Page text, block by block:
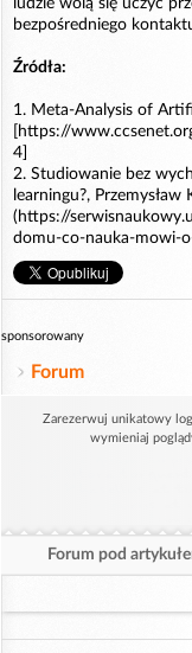
ludzie wolą się uczyć
bezpośredniego
Źródła:
1. Meta-Analysis of
[https://
4]
2. Studiowanie bez
learningu?, Przemysław
(https://
domu-co-nauka-mowi-
sponsorowany
Forum
Zarezerwuj unikatowy
wymieniaj
Forum pod